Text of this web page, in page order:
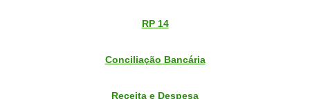
RP 14
Conciliação Bancária
Receita e Despesa